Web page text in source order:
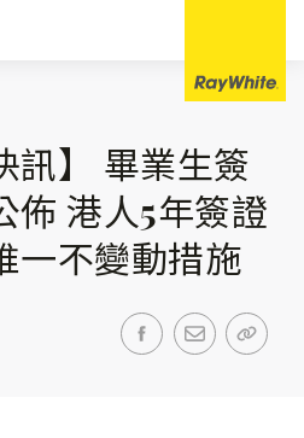
訊】 畢業生簽
佈 港人5年簽證
一不變動措施